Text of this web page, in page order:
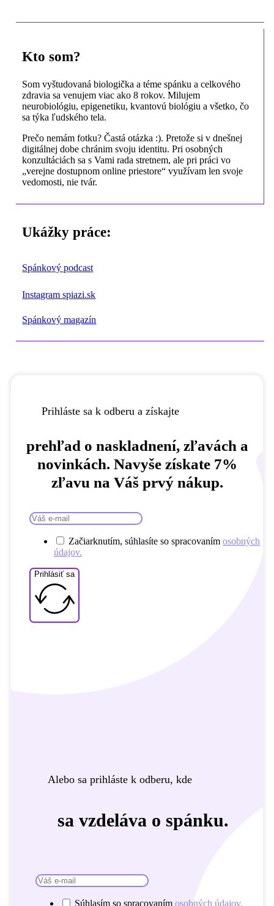
Kto som?
Som vyštudovaná biologička a téme spánku a celkového
zdravia sa venujem viac ako 8 rokov. Milujem
neurobiológiu, epigenetiku, kvantovú biológiu a všetko, čo
sa týka ľudského tela.
Prečo nemám fotku? Častá otázka :). Pretože si v dnešnej
digitálnej dobe chránim svoju identitu. Pri osobných
konzultáciách sa s Vami rada stretnem, ale pri práci vo
„verejne dostupnom online priestore“ využívam len svoje
vedomosti, nie tvár.
Ukážky práce:
Spánkový podcast
Instagram spiazi.sk
Spánkový magazín
Prihláste sa k odberu a získajte
prehľad o naskladnení, zľavách a
novinkách. Navyše získate 7%
zľavu na Váš prvý nákup.
Začiarknutím, súhlasíte so spracovaním osobných
údajov.
Prihlásiť sa
Alebo sa prihláste k odberu, kde
sa vzdeláva o spánku.
Súhlasím so spracovaním osobných údajov.